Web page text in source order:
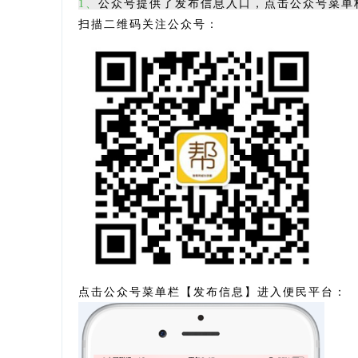
1、 公众号提供了发布信息入口，点击公众号菜单
扫描二维码关注公众号：
点击公众号菜单栏 【 发布信息】进入便民平台：